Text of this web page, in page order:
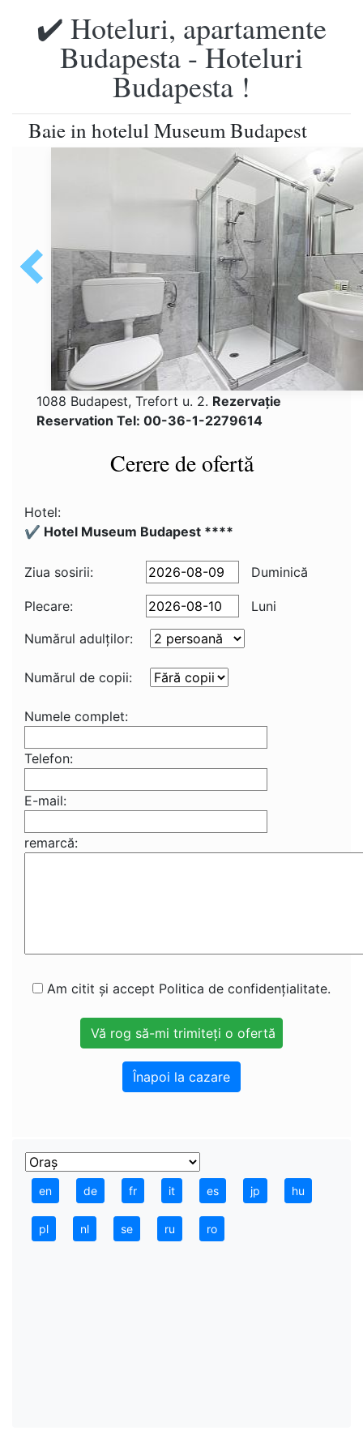
✔️ Hoteluri, apartamente
Budapesta - Hoteluri
Budapesta !
Baie in hotelul Museum Budapest
1088 Budapest, Trefort u. 2. Rezervaţie
Reservation Tel: 00-36-1-2279614
Cerere de ofertă
Hotel:
✔️ Hotel Museum Budapest ****
Ziua sosirii: Duminică
Plecare:
Luni
Numărul adulţilor:
Numărul de copii:
Numele complet:
Telefon:
E-mail:
remarcă:
Am citit și accept Politica de confidențialitate.
Înapoi la cazare
en de fr it es jp hu
pl nl se ru ro